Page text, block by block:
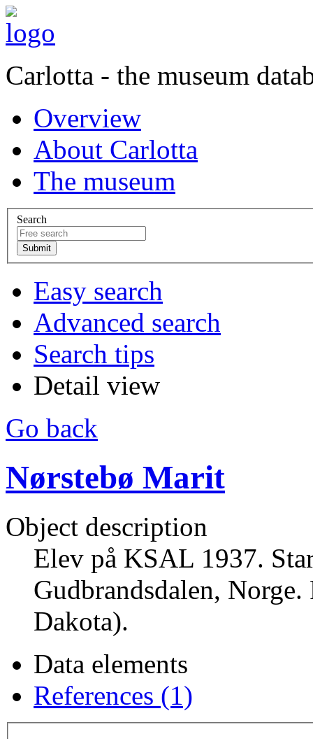
Carlotta - the museum
Overview
About Carlotta
The museum
Search
Easy search
Advanced search
Search tips
Detail view
Go back
Nørstebø Marit
Object description
Elev på KSAL 1937.
Gudbrandsdalen,
Dakota).
Data elements
References (1)